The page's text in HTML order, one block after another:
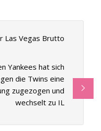
Las Vegas Brutto
Yankees hat sich
die Twins eine
zugezogen und
wechselt zu IL